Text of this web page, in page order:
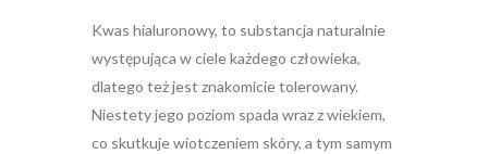
Kwas hialuronowy, to substancja naturalnie
występująca w ciele każdego człowieka,
dlatego też jest znakomicie tolerowany.
Niestety jego poziom spada wraz z wiekiem,
co skutkuje wiotczeniem skóry, a tym samym